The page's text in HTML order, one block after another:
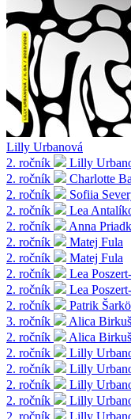
Lilly Urbanová
2. ročník
Lilly
2. ročník
Charlotte
2. ročník
Sofiia
2. ročník
Lea
2. ročník
Anna
2. ročník
Matej Fula
2. ročník
Matej Fula
2. ročník
Lea
2. ročník
Lea
2. ročník
Patrik
3. ročník
Alica
2. ročník
Alica
2. ročník
Lilly
2. ročník
Lilly
2. ročník
Lilly
2. ročník
Lilly
2. ročník
Lilly